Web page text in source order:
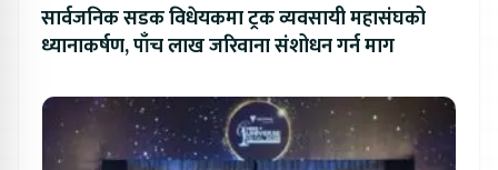
सार्वजनिक सडक विधेयकमा ट्रक व्यवसायी महासंघको
ध्यानाकर्षण, पाँच लाख जरिवाना संशोधन गर्न माग